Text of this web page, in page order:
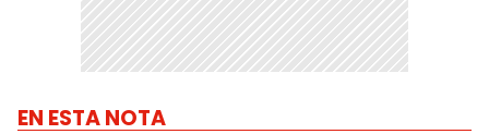
EN ESTA NOTA